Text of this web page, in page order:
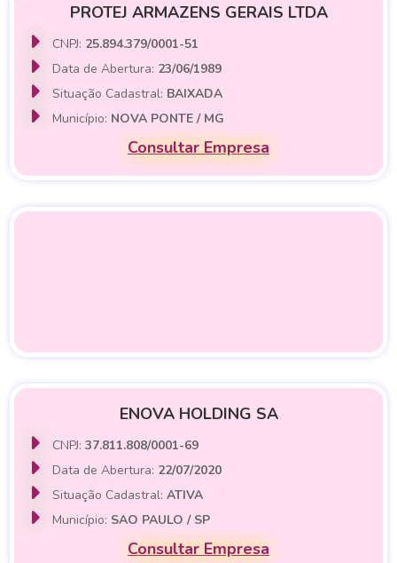
PROTEJ ARMAZENS GERAIS LTDA
CNPJ: 25.894.379/0001-51
Data de Abertura: 23/06/1989
Situação Cadastral: BAIXADA
Município: NOVA PONTE / MG
Consultar Empresa
ENOVA HOLDING SA
CNPJ:37.811.808/0001-69
Data de Abertura: 22/07/2020
Situação Cadastral:ATIVA
Município: SAO PAULO / SP
Consultar Empresa